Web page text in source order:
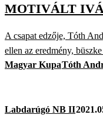
MOTIVÁLT
A csapat edzője, Tóth
ellen az eredmény,
Magyar KupaTóth
Labdarúgó NB II